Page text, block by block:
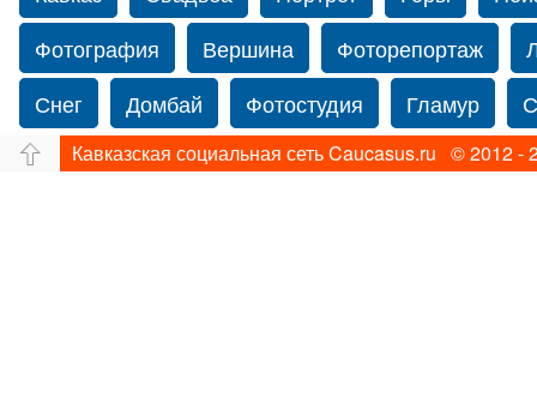
Фотография
Вершина Фоторепортаж
Снег
Домбай Фотостудия Гламур
Путешествие
Перевал Свадьба фото
Кавказская социальная сеть Caucasus.ru © 2012 -